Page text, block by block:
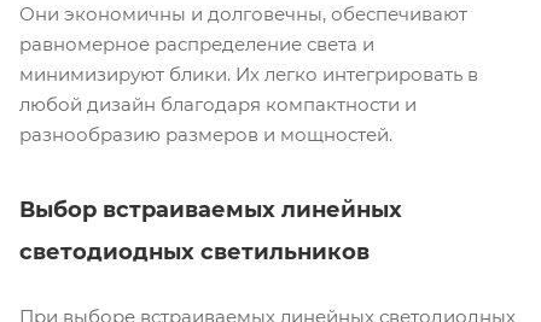
Они экономичны и долговечны, обеспечивают
равномерное распределение света и
минимизируют блики. Их легко интегрировать в
любой дизайн благодаря компактности и
разнообразию размеров и мощностей.
Выбор встраиваемых линейных
светодиодных светильников
При выборе встраиваемых линейных светодиодных